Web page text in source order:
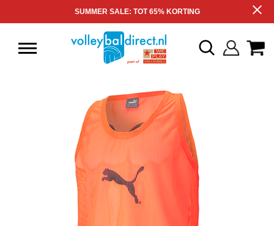
SUMMER SALE: TOT 65% KORTING